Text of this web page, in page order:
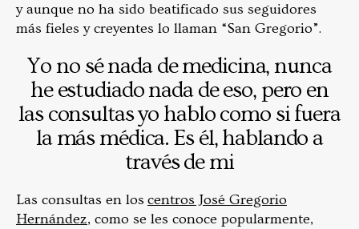
y aunque no ha sido beatificado sus seguidores
más fieles y creyentes lo llaman “San Gregorio”.
Yo no sé nada de medicina, nunca
he estudiado nada de eso, pero en
las consultas yo hablo como si fuera
la más médica. Es él, hablando a
través de mi
Las consultas en los centros José Gregorio
Hernández, como se les conoce popularmente,